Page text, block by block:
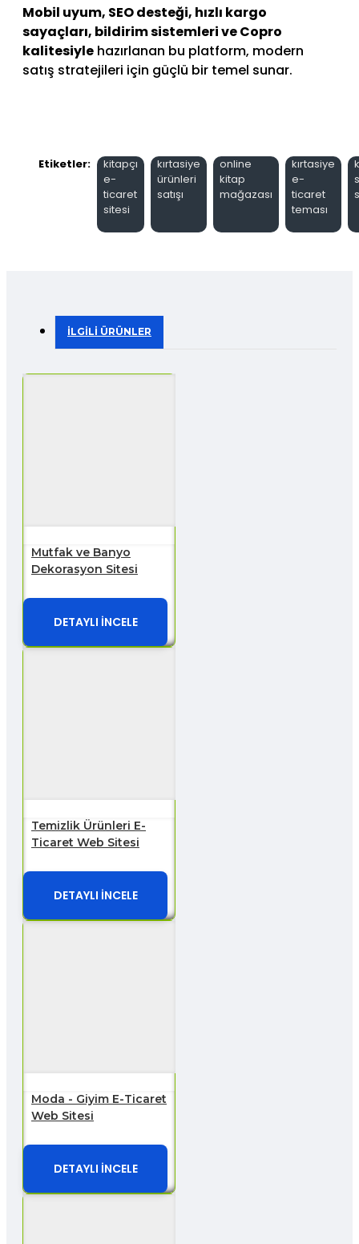
Mobil uyum, SEO desteği, hızlı kargo
sayaçları, bildirim sistemleri ve Copro
kalitesiyle hazırlanan bu platform, modern
satış stratejileri için güçlü bir temel sunar.
Etiketler:
kitapçı
e-
ticaret
sitesi
kırtasiye
ürünleri
satışı
online
kitap
mağazası
kırtasiye
e-
ticaret
teması
İLGILI ÜRÜNLER
Mutfak ve Banyo
Dekorasyon Sitesi
DETAYLI İNCELE
Temizlik Ürünleri E-
Ticaret Web Sitesi
DETAYLI İNCELE
Moda - Giyim E-Ticaret
Web Sitesi
DETAYLI İNCELE